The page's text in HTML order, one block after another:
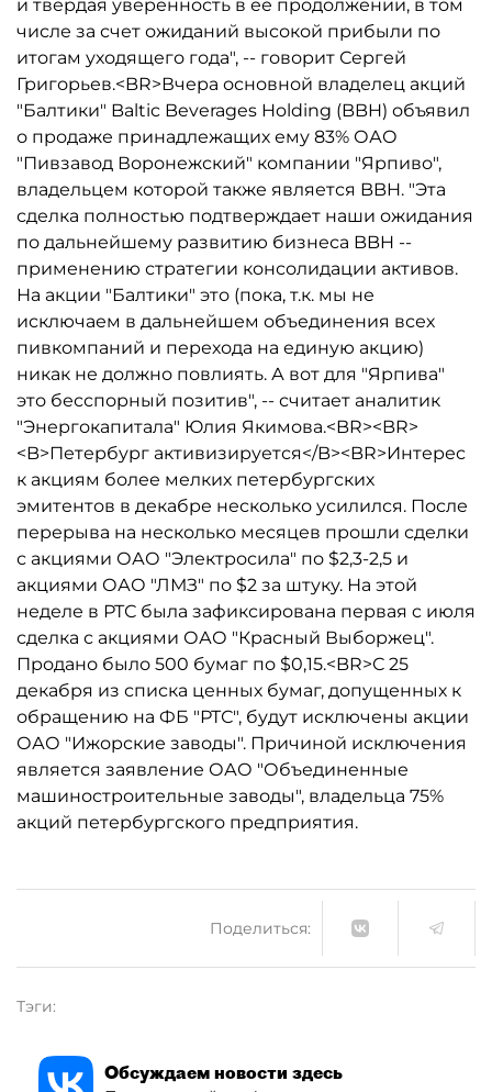
и твердая уверенность в ее продолжении, в том
числе за счет ожиданий высокой прибыли по
итогам уходящего года", -- говорит Сергей
Григорьев.<BR>Вчера основной владелец акций
"Балтики" Baltic Beverages Holding (BBH) объявил
о продаже принадлежащих ему 83% ОАО
"Пивзавод Воронежский" компании "Ярпиво",
владельцем которой также является BBH. "Эта
сделка полностью подтверждает наши ожидания
по дальнейшему развитию бизнеса BBH --
применению стратегии консолидации активов.
На акции "Балтики" это (пока, т.к. мы не
исключаем в дальнейшем объединения всех
пивкомпаний и перехода на единую акцию)
никак не должно повлиять. А вот для "Ярпива"
это бесспорный позитив", -- считает аналитик
"Энергокапитала" Юлия Якимова.<BR><BR>
<B>Петербург активизируется</B><BR>Интерес
к акциям более мелких петербургских
эмитентов в декабре несколько усилился. После
перерыва на несколько месяцев прошли сделки
с акциями ОАО "Электросила" по $2,3-2,5 и
акциями ОАО "ЛМЗ" по $2 за штуку. На этой
неделе в РТС была зафиксирована первая c июля
сделка с акциями ОАО "Красный Выборжец".
Продано было 500 бумаг по $0,15.<BR>С 25
декабря из списка ценных бумаг, допущенных к
обращению на ФБ "РТС", будут исключены акции
ОАО "Ижорские заводы". Причиной исключения
является заявление ОАО "Объединенные
машиностроительные заводы", владельца 75%
акций петербургского предприятия.
Поделиться:
Тэги:
Обсуждаем новости здесь